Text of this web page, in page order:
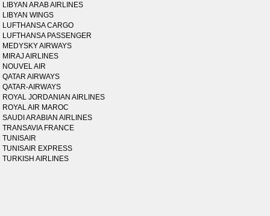
LIBYAN ARAB AIRLINES
LIBYAN WINGS
LUFTHANSA CARGO
LUFTHANSA PASSENGER
MEDYSKY AIRWAYS
MIRAJ AIRLINES
NOUVEL AIR
QATAR AIRWAYS
QATAR-AIRWAYS
ROYAL JORDANIAN AIRLINES
ROYAL AIR MAROC
SAUDI ARABIAN AIRLINES
TRANSAVIA FRANCE
TUNISAIR
TUNISAIR EXPRESS
TURKISH AIRLINES